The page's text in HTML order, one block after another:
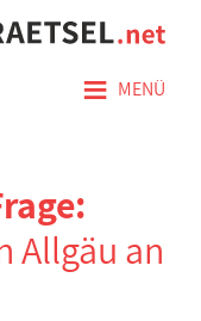
≡ MENÜ
Allgäu an